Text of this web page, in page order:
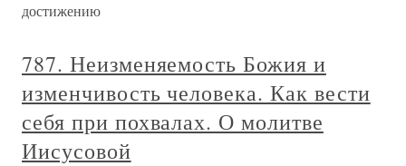
достижению
787. Неизменяемость Божия и
изменчивость человека. Как вести
себя при похвалах. О молитве
Иисусовой